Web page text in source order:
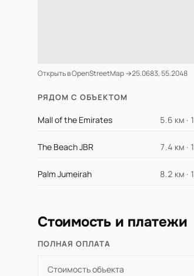
Открыть в OpenStreetMap →25.0683, 55.2048
РЯДОМ С ОБЪЕКТОМ
Mall of the Emirates 5.6 км ·
The Beach JBR 7.4 км ·
Palm Jumeirah 8.2 км ·
Стоимость и платежи
ПОЛНАЯ ОПЛАТА
Стоимость объекта